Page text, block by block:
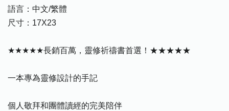
語言：中文/繁體
尺寸：17X23
★★★★★長銷百萬，靈修祈禱書首選！★★★★★
一本專為靈修設計的手記
個人敬拜和團體讀經的完美陪伴